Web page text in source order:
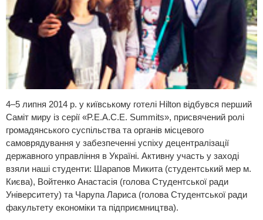
4–5 липня 2014 р. у київському готелі Hilton відбувся перший
Саміт миру із серії «P.E.A.C.E. Summits», присвячений ролі
громадянського суспільства та органів місцевого
самоврядування у забезпеченні успіху децентралізації
державного управління в Україні. Активну участь у заході
взяли наші студенти: Шарапов Микита (студентський мер м.
Києва), Войтенко Анастасія (голова Студентської ради
Університету) та Чарупа Лариса (голова Студентської ради
факультету економіки та підприємництва).